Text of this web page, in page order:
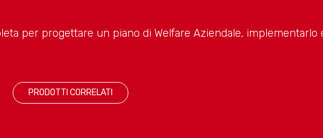
per progettare un piano di Welfare Aziendale, implementarlo
PRODOTTI CORRELATI